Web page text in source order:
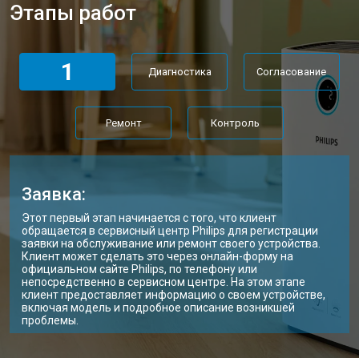
Этапы работ
1 Диагностика Согласование
Ремонт Контроль
Заявка:
Этот первый этап начинается с того, что клиент
обращается в сервисный центр Philips для регистрации
заявки на обслуживание или ремонт своего устройства.
Клиент может сделать это через онлайн-форму на
официальном сайте Philips, по телефону или
непосредственно в сервисном центре. На этом этапе
клиент предоставляет информацию о своем устройстве,
включая модель и подробное описание возникшей
проблемы.